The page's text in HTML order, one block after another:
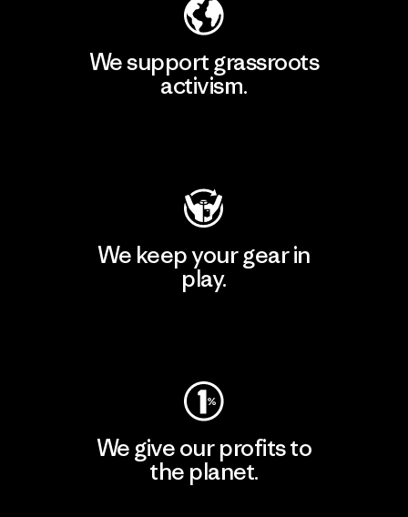
We support grassroots
activism.
We keep your gear in
play.
We give our profits to
the planet.